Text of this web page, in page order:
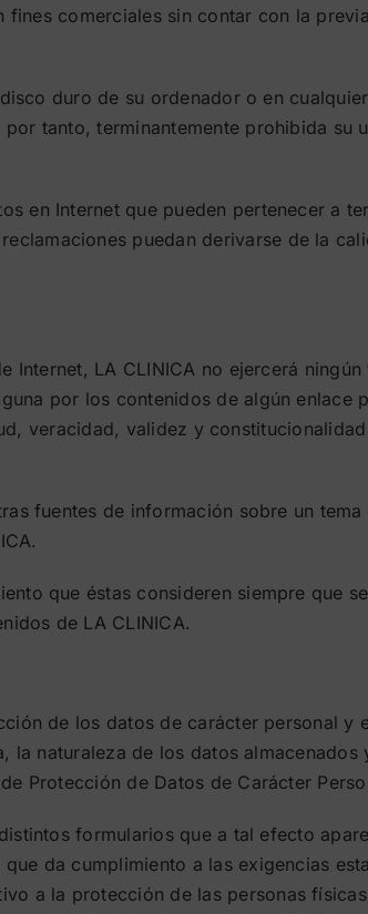
comerciales sin contar con la
duro de su ordenador o en
tanto, terminantemente prohibida su
en Internet que pueden pertenecer a
puedan derivarse de la
Internet, LA CLINICA no ejercerá
por los contenidos de algún enlace
veracidad, validez y
fuentes de información sobre un
que éstas consideren siempre que
de LA CLINICA.
de los datos de carácter personal y
naturaleza de los datos almacenados
Protección de Datos de Carácter
formularios que a tal efecto
da cumplimiento a las exigencias
a la protección de las personas